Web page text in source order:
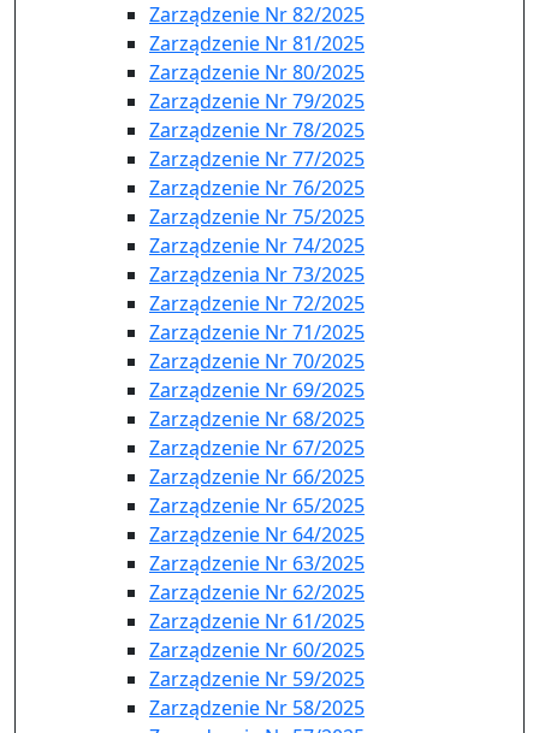
Zarządzenie Nr 82/2025
Zarządzenie Nr 81/2025
Zarządzenie Nr 80/2025
Zarządzenie Nr 79/2025
Zarządzenie Nr 78/2025
Zarządzenie Nr 77/2025
Zarządzenie Nr 76/2025
Zarządzenie Nr 75/2025
Zarządzenie Nr 74/2025
Zarządzenia Nr 73/2025
Zarządzenie Nr 72/2025
Zarządzenie Nr 71/2025
Zarządzenie Nr 70/2025
Zarządzenie Nr 69/2025
Zarządzenie Nr 68/2025
Zarządzenie Nr 67/2025
Zarządzenie Nr 66/2025
Zarządzenie Nr 65/2025
Zarządzenie Nr 64/2025
Zarządzenie Nr 63/2025
Zarządzenie Nr 62/2025
Zarządzenie Nr 61/2025
Zarządzenie Nr 60/2025
Zarządzenie Nr 59/2025
Zarządzenie Nr 58/2025